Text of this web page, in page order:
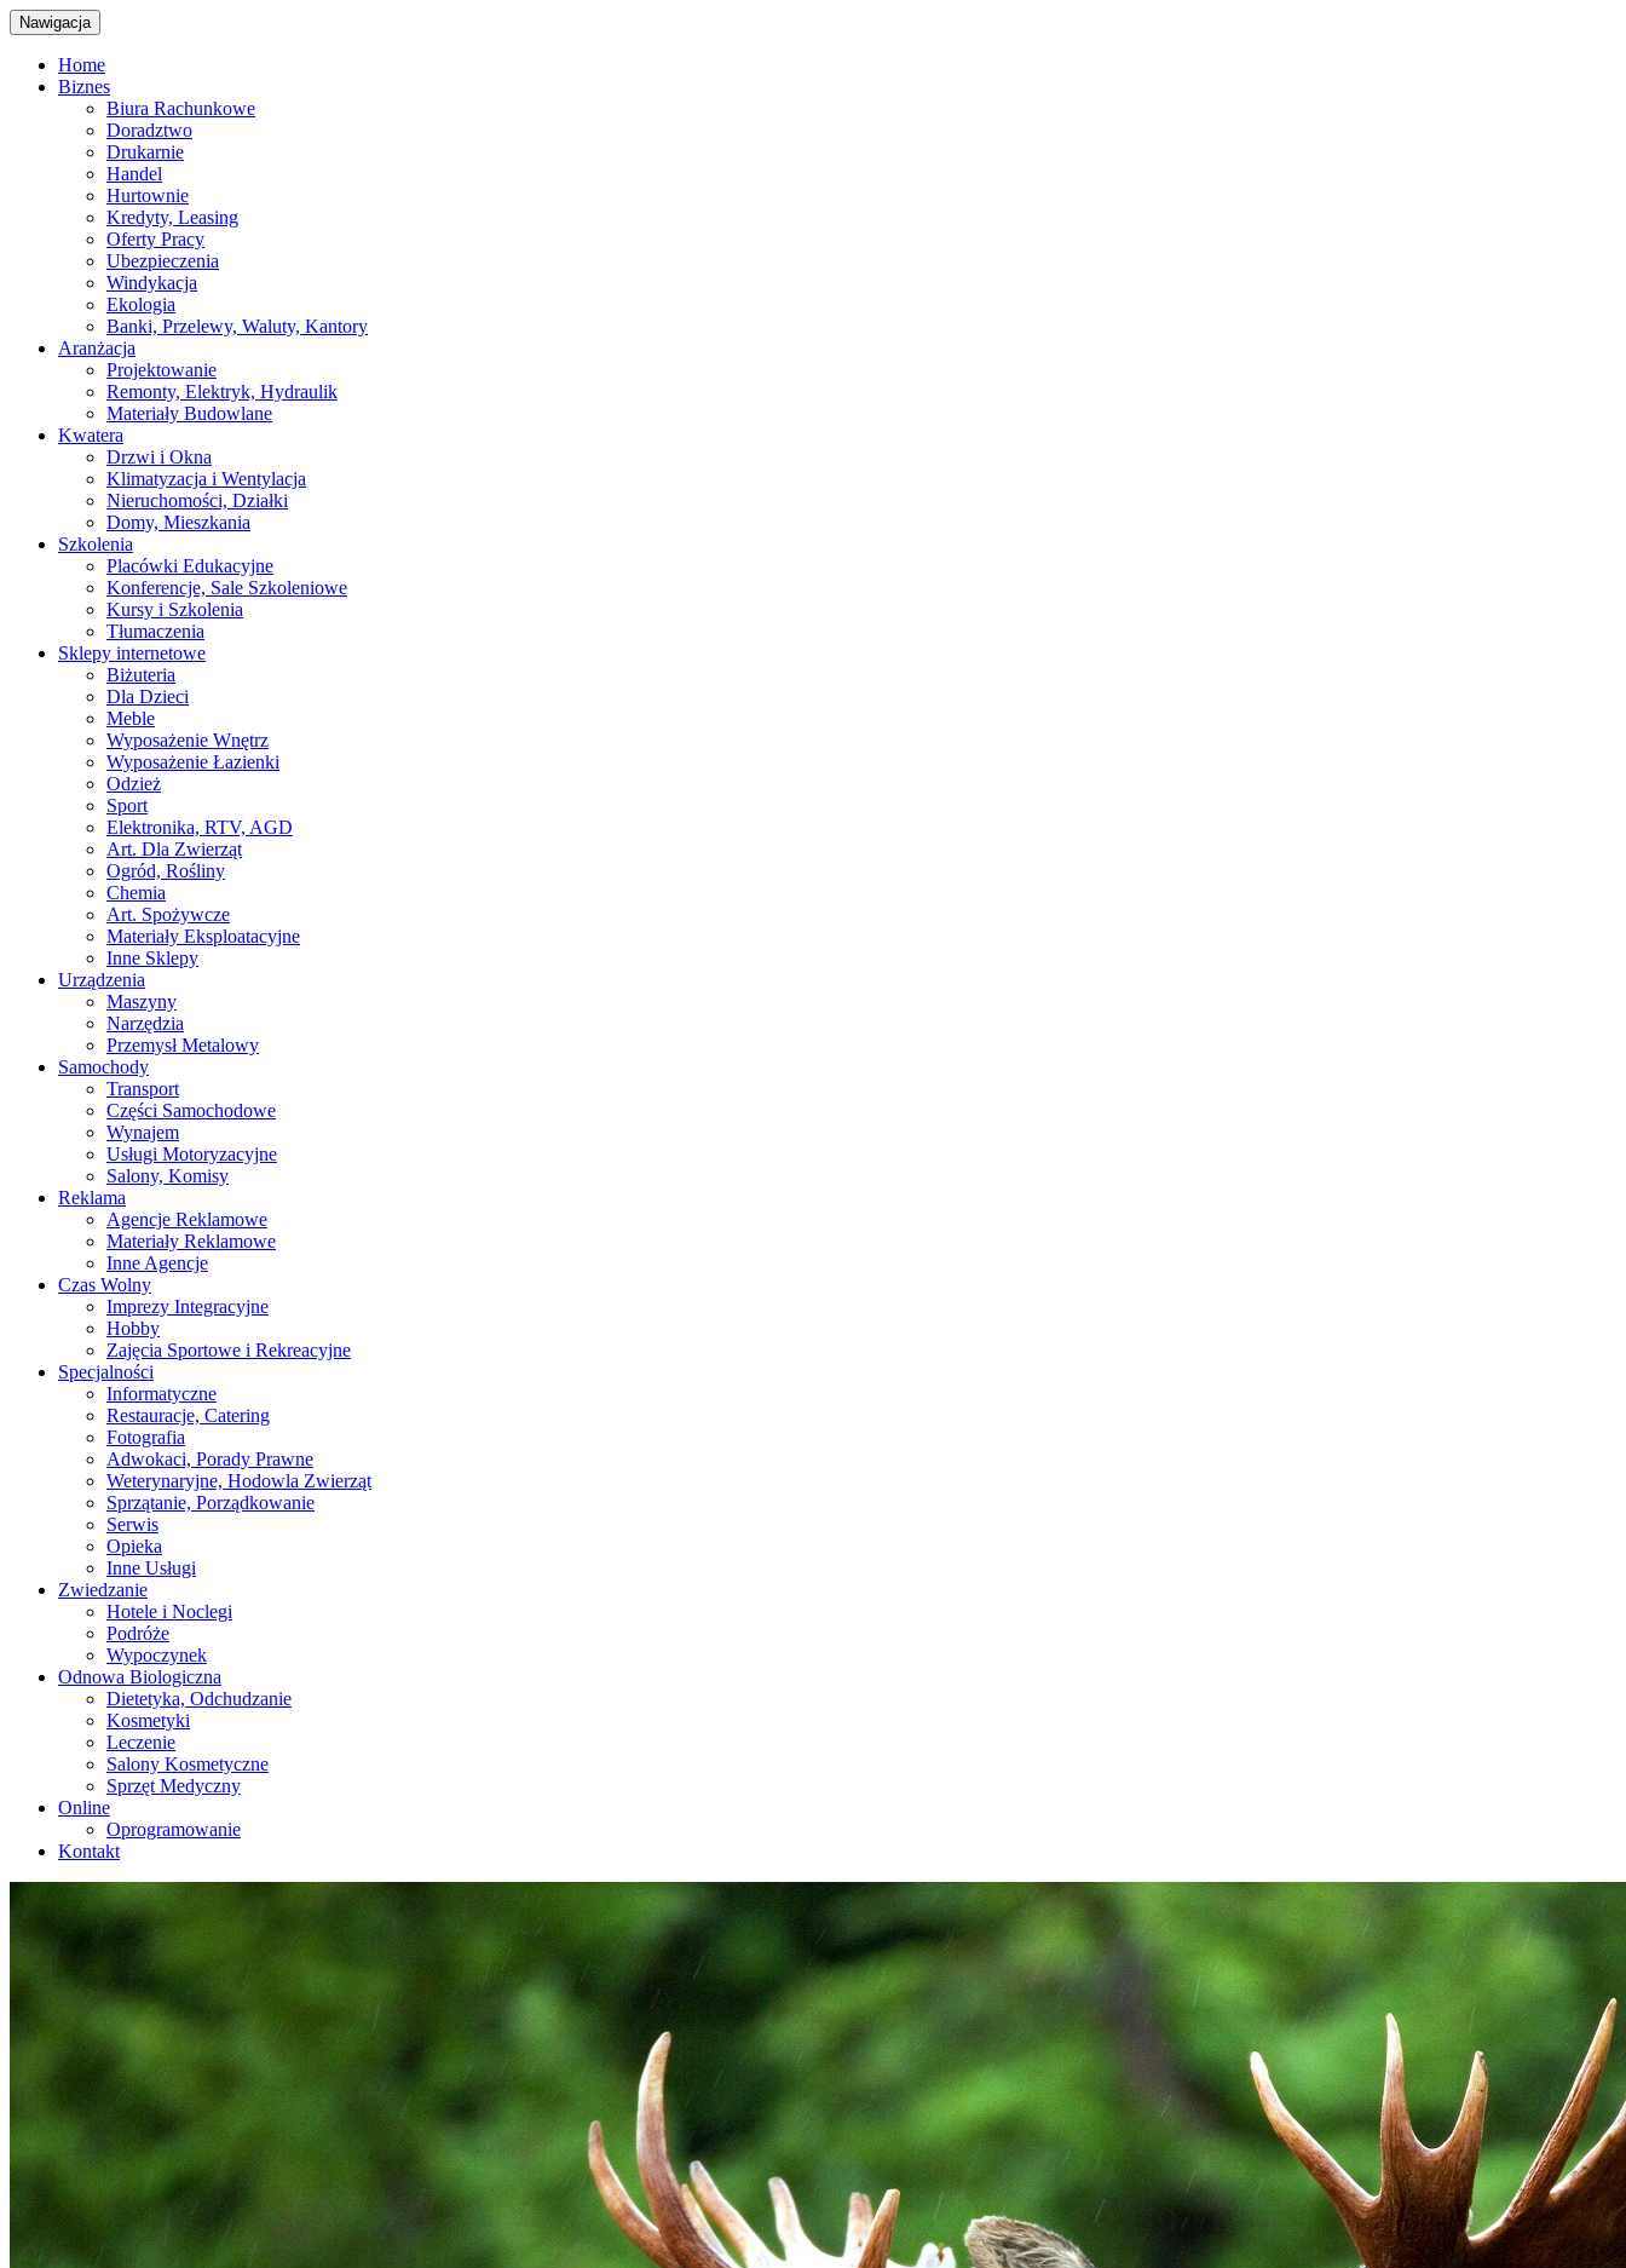
Nawigacja
Home
Biznes
Biura Rachunkowe
Doradztwo
Drukarnie
Handel
Hurtownie
Kredyty, Leasing
Oferty Pracy
Ubezpieczenia
Windykacja
Ekologia
Banki, Przelewy, Waluty, Kantory
Aranżacja
Projektowanie
Remonty, Elektryk, Hydraulik
Materiały Budowlane
Kwatera
Drzwi i Okna
Klimatyzacja i Wentylacja
Nieruchomości, Działki
Domy, Mieszkania
Szkolenia
Placówki Edukacyjne
Konferencje, Sale Szkoleniowe
Kursy i Szkolenia
Tłumaczenia
Sklepy internetowe
Biżuteria
Dla Dzieci
Meble
Wyposażenie Wnętrz
Wyposażenie Łazienki
Odzież
Sport
Elektronika, RTV, AGD
Art. Dla Zwierząt
Ogród, Rośliny
Chemia
Art. Spożywcze
Materiały Eksploatacyjne
Inne Sklepy
Urządzenia
Maszyny
Narzędzia
Przemysł Metalowy
Samochody
Transport
Części Samochodowe
Wynajem
Usługi Motoryzacyjne
Salony, Komisy
Reklama
Agencje Reklamowe
Materiały Reklamowe
Inne Agencje
Czas Wolny
Imprezy Integracyjne
Hobby
Zajęcia Sportowe i Rekreacyjne
Specjalności
Informatyczne
Restauracje, Catering
Fotografia
Adwokaci, Porady Prawne
Weterynaryjne, Hodowla Zwierząt
Sprzątanie, Porządkowanie
Serwis
Opieka
Inne Usługi
Zwiedzanie
Hotele i Noclegi
Podróże
Wypoczynek
Odnowa Biologiczna
Dietetyka, Odchudzanie
Kosmetyki
Leczenie
Salony Kosmetyczne
Sprzęt Medyczny
Online
Oprogramowanie
Kontakt